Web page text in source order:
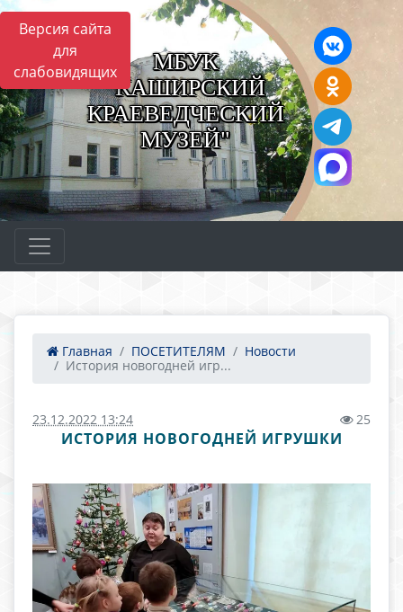
Версия сайта
для
слабовидящих
МБУК
"КАШИРСКИЙ
КРАЕВЕДЧЕСКИЙ
МУЗЕЙ"
Главная ПОСЕТИТЕЛЯМ
Новости
История новогодней игр...
23.12.2022 13:24 25
ИСТОРИЯ НОВОГОДНЕЙ ИГРУШКИ